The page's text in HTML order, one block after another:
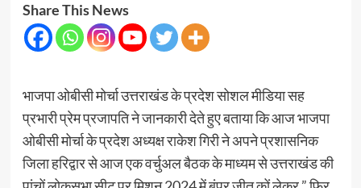
Share This News
भाजपा ओबीसी मोर्चा उत्तराखंड के प्रदेश सोशल मीडिया सह
प्रभारी प्रेम प्रजापति ने जानकारी देते हुए बताया कि आज भाजपा
ओबीसी मोर्चा के प्रदेश अध्यक्ष राकेश गिरी ने अपने प्रशासनिक
जिला हरिद्वार से आज एक वर्चुअल बैठक के माध्यम से उत्तराखंड की